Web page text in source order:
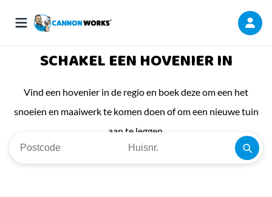
SCHAKEL EEN HOVENIER IN
Vind een hovenier in de regio en boek deze om een het
snoeien en maaiwerk te komen doen of om een nieuwe tuin
aan te leggen.